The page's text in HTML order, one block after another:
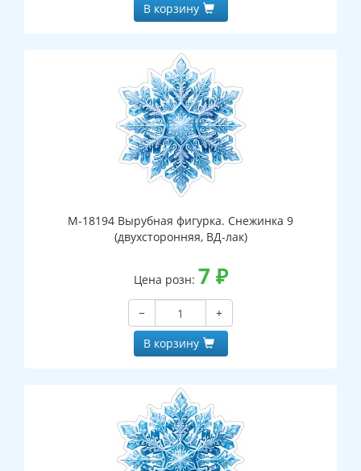
В корзину
М-18194 Вырубная фигурка. Снежинка 9
(двухсторонняя, ВД-лак)
Цена розн: 7 ₽
−
+
В корзину